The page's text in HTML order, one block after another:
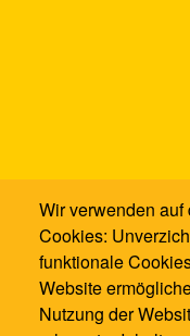
Wir verwenden
Cookies:
funktionale
Website
Nutzung der